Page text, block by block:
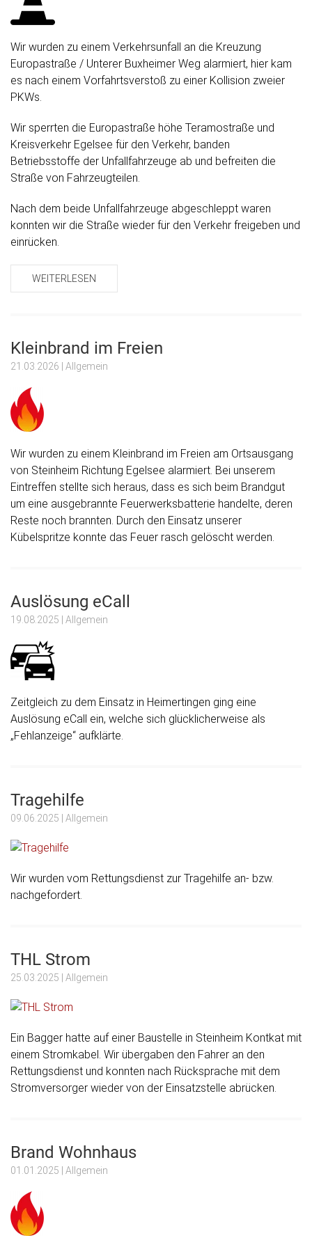
Wir wurden zu einem Verkehrsunfall an die Kreuzung
Europastraße / Unterer Buxheimer Weg alarmiert, hier kam
es nach einem Vorfahrtsverstoß zu einer Kollision zweier
PKWs.
Wir sperrten die Europastraße höhe Teramostraße und
Kreisverkehr Egelsee für den Verkehr, banden
Betriebsstoffe der Unfallfahrzeuge ab und befreiten die
Straße von Fahrzeugteilen.
Nach dem beide Unfallfahrzeuge abgeschleppt waren
konnten wir die Straße wieder für den Verkehr freigeben und
einrücken.
WEITERLESEN
Kleinbrand im Freien
21.03.2026 | Allgemein
Wir wurden zu einem Kleinbrand im Freien am Ortsausgang
von Steinheim Richtung Egelsee alarmiert. Bei unserem
Eintreffen stellte sich heraus, dass es sich beim Brandgut
um eine ausgebrannte Feuerwerksbatterie handelte, deren
Reste noch brannten. Durch den Einsatz unserer
Kübelspritze konnte das Feuer rasch gelöscht werden.
Auslösung eCall
19.08.2025 | Allgemein
Zeitgleich zu dem Einsatz in Heimertingen ging eine
Auslösung eCall ein, welche sich glücklicherweise als
„Fehlanzeige“ aufklärte.
Tragehilfe
09.06.2025 | Allgemein
Wir wurden vom Rettungsdienst zur Tragehilfe an- bzw.
nachgefordert.
THL Strom
25.03.2025 | Allgemein
Ein Bagger hatte auf einer Baustelle in Steinheim Kontkat mit
einem Stromkabel. Wir übergaben den Fahrer an den
Rettungsdienst und konnten nach Rücksprache mit dem
Stromversorger wieder von der Einsatzstelle abrücken.
Brand Wohnhaus
01.01.2025 | Allgemein